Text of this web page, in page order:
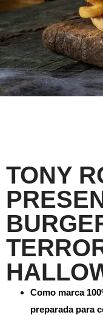
TONY
Como marca
preparada para